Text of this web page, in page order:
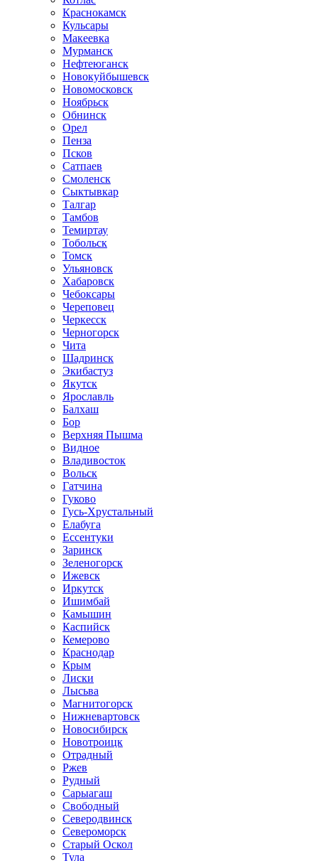
Краснокамск
Кульсары
Макеевка
Мурманск
Нефтеюганск
Новокуйбышевск
Новомосковск
Ноябрьск
Обнинск
Орел
Пенза
Псков
Сатпаев
Смоленск
Сыктывкар
Талгар
Тамбов
Темиртау
Тобольск
Томск
Ульяновск
Хабаровск
Чебоксары
Череповец
Черкесск
Черногорск
Чита
Шадринск
Экибастуз
Якутск
Ярославль
Балхаш
Бор
Верхняя Пышма
Видное
Владивосток
Вольск
Гатчина
Гуково
Гусь-Хрустальный
Елабуга
Ессентуки
Заринск
Зеленогорск
Ижевск
Иркутск
Ишимбай
Камышин
Каспийск
Кемерово
Краснодар
Крым
Лиски
Лысьва
Магнитогорск
Нижневартовск
Новосибирск
Новотроицк
Отрадный
Ржев
Рудный
Сарыагаш
Свободный
Северодвинск
Североморск
Старый Оскол
Тула